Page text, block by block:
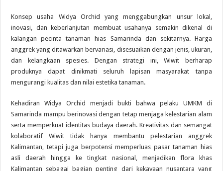
Konsep usaha Widya Orchid yang menggabungkan unsur lokal,
inovasi, dan keberlanjutan membuat usahanya semakin dikenal di
kalangan pecinta tanaman hias Samarinda dan sekitarnya. Harga
anggrek yang ditawarkan bervariasi, disesuaikan dengan jenis, ukuran,
dan kelangkaan spesies. Dengan strategi ini, Wiwit berharap
produknya dapat dinikmati seluruh lapisan masyarakat tanpa
mengurangi kualitas dan nilai estetika tanaman.
Kehadiran Widya Orchid menjadi bukti bahwa pelaku UMKM di
Samarinda mampu berinovasi dengan tetap menjaga kelestarian alam
serta memperkuat identitas budaya daerah. Kreativitas dan semangat
kolaboratif Wiwit tidak hanya membantu pelestarian anggrek
Kalimantan, tetapi juga berpotensi memperluas pasar tanaman hias
asli daerah hingga ke tingkat nasional, menjadikan flora khas
Kalimantan sebagai bagian penting dari kekayaan nusantara yang